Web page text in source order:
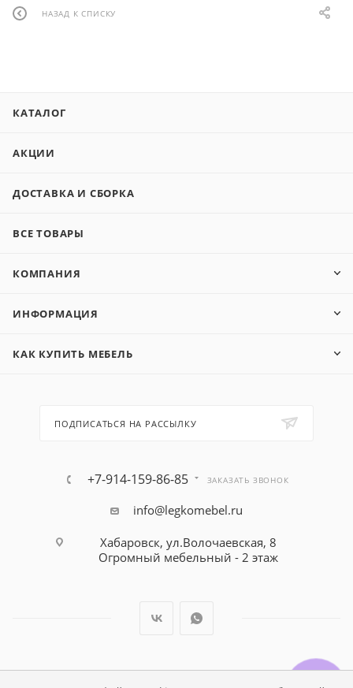
НАЗАД К СПИСКУ
КАТАЛОГ
АКЦИИ
ДОСТАВКА И СБОРКА
ВСЕ ТОВАРЫ
КОМПАНИЯ
ИНФОРМАЦИЯ
КАК КУПИТЬ МЕБЕЛЬ
ПОДПИСАТЬСЯ НА РАССЫЛКУ
+7-914-159-86-85 ЗАКАЗАТЬ ЗВОНОК
info@legkomebel.ru
Хабаровск, ул.Волочаевская, 8
Огромный мебельный - 2 этаж